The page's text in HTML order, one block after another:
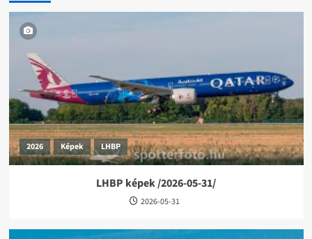
2026 Képek LHBP
LHBP képek /2026-05-31/
2026-05-31